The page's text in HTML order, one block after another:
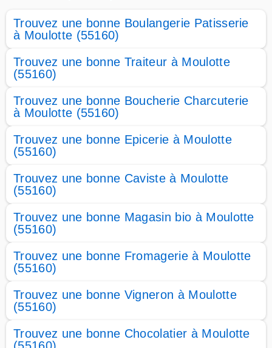
Trouvez une bonne Boulangerie Patisserie
à Moulotte (55160)
Trouvez une bonne Traiteur à Moulotte
(55160)
Trouvez une bonne Boucherie Charcuterie
à Moulotte (55160)
Trouvez une bonne Epicerie à Moulotte
(55160)
Trouvez une bonne Caviste à Moulotte
(55160)
Trouvez une bonne Magasin bio à Moulotte
(55160)
Trouvez une bonne Fromagerie à Moulotte
(55160)
Trouvez une bonne Vigneron à Moulotte
(55160)
Trouvez une bonne Chocolatier à Moulotte